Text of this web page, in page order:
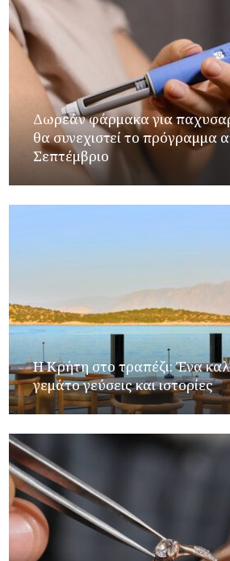
Δωρεάν φάρμακα για
θα συνεχιστεί το πρόγραμμα
Σεπτέμβριο
Η Κρήτη στο τραπέζι: Ένα
γεμάτο γεύσεις και ιστορίες